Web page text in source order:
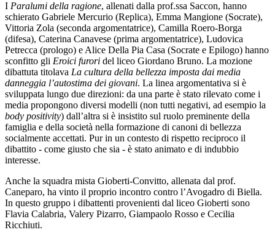
I Paralumi della ragione, allenati dalla prof.ssa Saccon, hanno
schierato Gabriele Mercurio (Replica), Emma Mangione (Socrate),
Vittoria Zola (seconda argomentatrice), Camilla Roero-Borga
(difesa), Caterina Canavese (prima argomentatrice), Ludovica
Petrecca (prologo) e Alice Della Pia Casa (Socrate e Epilogo) hanno
sconfitto gli Eroici furori del liceo Giordano Bruno. La mozione
dibattuta titolava La cultura della bellezza imposta dai media
danneggia l’autostima dei giovani. La linea argomentativa si è
sviluppata lungo due direzioni: da una parte è stato rilevato come i
media propongono diversi modelli (non tutti negativi, ad esempio la
body positivity) dall’altra si è insistito sul ruolo preminente della
famiglia e della società nella formazione di canoni di bellezza
socialmente accettati. Pur in un contesto di rispetto reciproco il
dibattito - come giusto che sia - è stato animato e di indubbio
interesse.
Anche la squadra mista Gioberti-Convitto, allenata dal prof.
Caneparo, ha vinto il proprio incontro contro l’Avogadro di Biella.
In questo gruppo i dibattenti provenienti dal liceo Gioberti sono
Flavia Calabria, Valery Pizarro, Giampaolo Rosso e Cecilia
Ricchiuti.